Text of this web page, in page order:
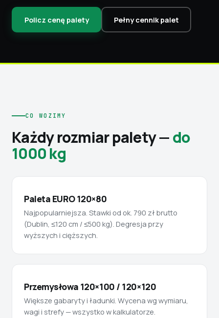
Policz cenę palety Pełny cennik palet
CO WOZIMY
Każdy rozmiar palety —do
1000 kg
Paleta EURO 120×80
Najpopularniejsza. Stawki od ok. 790 zł brutto
(Dublin, ≤120 cm / ≤500 kg). Degresja przy
wyższych i cięższych.
Przemysłowa 120×100 / 120×120
Większe gabaryty i ładunki. Wycena wg wymiaru,
wagi i strefy — wszystko w kalkulatorze.